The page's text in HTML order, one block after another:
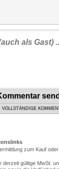
VOLLSTÄNDIGE
zum Kauf
derzeit gültige MwSt.